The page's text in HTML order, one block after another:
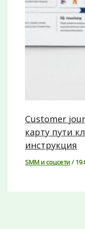
Customer
карту пути
инструкция
SMM и соцсети/